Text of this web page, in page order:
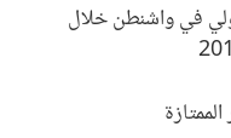
في واشنطن خلال